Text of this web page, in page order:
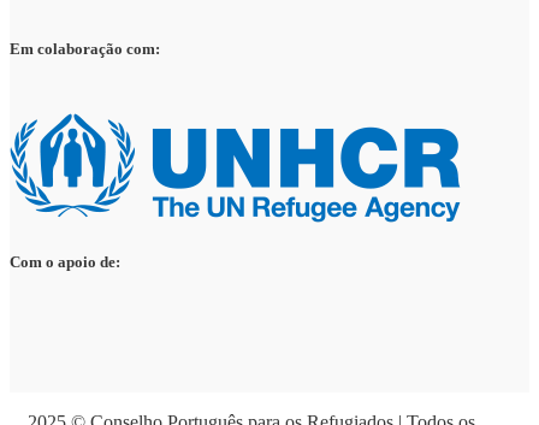
Em colaboração com:
Com o apoio de: